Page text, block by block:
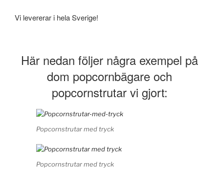
Vi levererar i hela Sverige!
Här nedan följer några exempel på
dom popcornbägare och
popcornstrutar vi gjort:
Popcornstrutar med tryck
Popcornstrutar med tryck